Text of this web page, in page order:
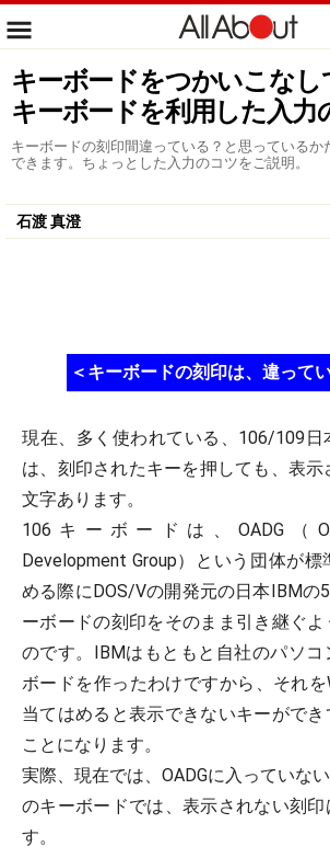
キーボードをつかいこな
キーボードを利用した入力
キーボードの刻印間違っている？と思っているか
できます。ちょっとした入力のコツをご説明。
石渡 真澄
＜キーボードの刻印は、違って
現在、多く使われている、106/109日
は、刻印されたキーを押しても、表示
文字あります。
106キーボードは、OADG（
Development Group）という団体が
める際にDOS/Vの開発元の日本IBMの
ーボードの刻印をそのまま引き継ぐ
のです。IBMはもともと自社のパソコ
ボードを作ったわけですから、それ
当てはめると表示できないキーができ
ことになります。
実際、現在では、OADGに入っていな
のキーボードでは、表示されない刻印
す。